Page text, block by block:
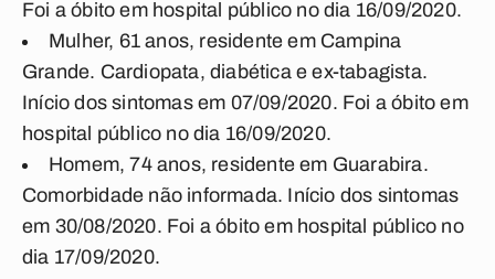
Foi a óbito em hospital público no dia 16/09/2020.
Mulher, 61 anos, residente em Campina
Grande. Cardiopata, diabética e ex-tabagista.
Início dos sintomas em 07/09/2020. Foi a óbito em
hospital público no dia 16/09/2020.
Homem, 74 anos, residente em Guarabira.
Comorbidade não informada. Início dos sintomas
em 30/08/2020. Foi a óbito em hospital público no
dia 17/09/2020.